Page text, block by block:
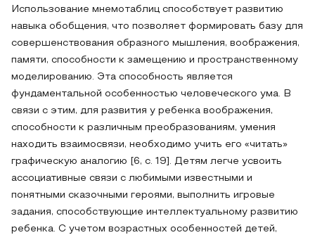
Использование мнемотаблиц способствует развитию
навыка обобщения, что позволяет формировать базу для
совершенствования образного мышления, воображения,
памяти, способности к замещению и пространственному
моделированию. Эта способность является
фундаментальной особенностью человеческого ума. В
связи с этим, для развития у ребенка воображения,
способности к различным преобразованиям, умения
находить взаимосвязи, необходимо учить его «читать»
графическую аналогию [6, с. 19]. Детям легче усвоить
ассоциативные связи с любимыми известными и
понятными сказочными героями, выполнить игровые
задания, способствующие интеллектуальному развитию
ребенка. С учетом возрастных особенностей детей,